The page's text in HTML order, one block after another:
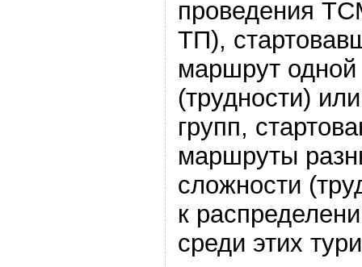
проведения
ТП),
маршрут одной
(трудности)
групп,
маршруты
сложности
к
среди этих